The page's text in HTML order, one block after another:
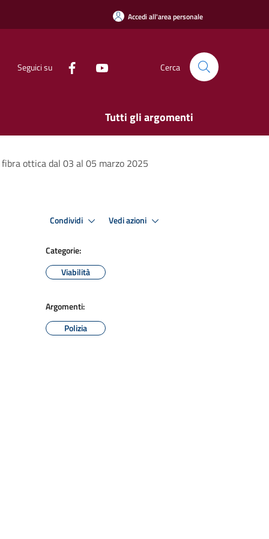
Accedi all'area personale
Seguici su Cerca
Tutti gli argomenti
ottica dal 03 al 05 marzo 2025
Condividi Vedi azioni
Categorie:
Viabilità
Argomenti:
Polizia